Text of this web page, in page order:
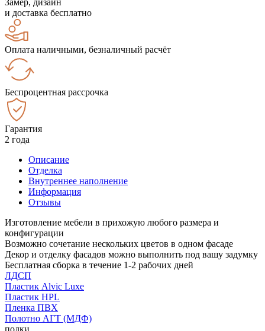
и доставка бесплатно
Оплата наличными, безналичный расчёт
Беспроцентная рассрочка
Гарантия
2 года
Описание
Отделка
Внутреннее наполнение
Информация
Отзывы
Изготовление мебели в прихожую любого размера и
конфигурации
Возможно сочетание нескольких цветов в одном фасаде
Декор и отделку фасадов можно выполнить под вашу задумку
Бесплатная сборка в течение 1-2 рабочих дней
ЛДСП
Пластик Alvic Luxe
Пластик HPL
Пленка ПВХ
Полотно АГТ (МДФ)
полки